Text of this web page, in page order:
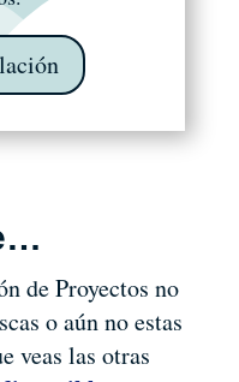
de Proyectos no
o aún no estas
veas las otras